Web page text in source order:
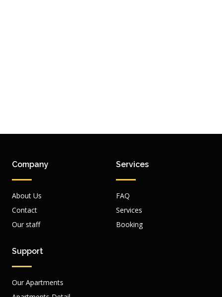
Company
About Us
Contact
Our staff
Services
FAQ
Services
Booking
Support
Our Apartments